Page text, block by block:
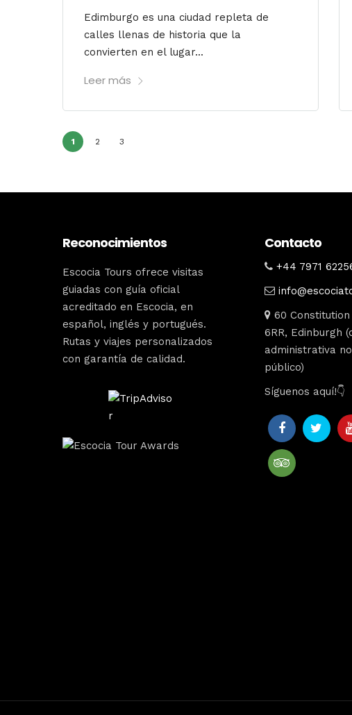
Edimburgo es una ciudad repleta de
calles llenas de historia que la
convierten en el lugar...
Leer más
1 2 3
Reconocimientos
Escocia Tours ofrece visitas
guiadas con guía oficial
acreditado en Escocia, en
español, inglés y portugués.
Rutas y viajes personalizados
con garantía de calidad.
Contacto
+44 7971
60
6RR, Edinburgh
administrativa
público)
Síguenos aquí!👇